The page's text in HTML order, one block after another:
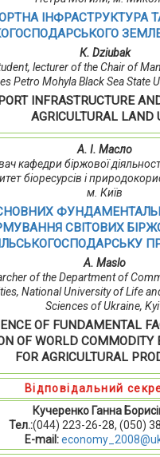
ІНФРАСТРУКТУРА
К. Dziubak
lecturer of the Chair of
Petro Mohyla Black Sea State
INFRASTRUCTURE
AGRICULTURAL LAND
А. І. Масло
кафедри біржової
біоресурсів і
м. Київ
СВІТОВИХ
A. Maslo
of the Department of
National University of Life
Sciences of Ukraine,
OF FUNDAMENTAL
OF WORLD COMMODITY
FOR AGRICULTURAL
Відповідальний
Кучеренко Ганна
Тел.:(044) 223-26-28, (050)
E-mail: